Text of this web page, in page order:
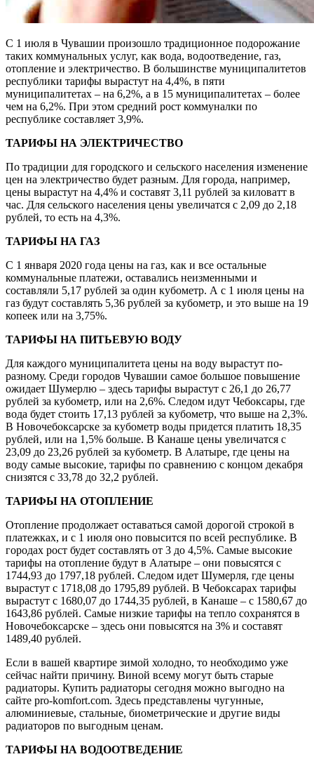
С 1 июля в Чувашии произошло традиционное подорожание
таких коммунальных услуг, как вода, водоотведение, газ,
отопление и электричество. В большинстве муниципалитетов
республики тарифы вырастут на 4,4%, в пяти
муниципалитетах – на 6,2%, а в 15 муниципалитетах – более
чем на 6,2%. При этом средний рост коммуналки по
республике составляет 3,9%.
ТАРИФЫ НА ЭЛЕКТРИЧЕСТВО
По традиции для городского и сельского населения изменение
цен на электричество будет разным. Для города, например,
цены вырастут на 4,4% и составят 3,11 рублей за киловатт в
час. Для сельского населения цены увеличатся с 2,09 до 2,18
рублей, то есть на 4,3%.
ТАРИФЫ НА ГАЗ
С 1 января 2020 года цены на газ, как и все остальные
коммунальные платежи, оставались неизменными и
составляли 5,17 рублей за один кубометр. А с 1 июля цены на
газ будут составлять 5,36 рублей за кубометр, и это выше на 19
копеек или на 3,75%.
ТАРИФЫ НА ПИТЬЕВУЮ ВОДУ
Для каждого муниципалитета цены на воду вырастут по-
разному. Среди городов Чувашии самое большое повышение
ожидает Шумерлю – здесь тарифы вырастут с 26,1 до 26,77
рублей за кубометр, или на 2,6%. Следом идут Чебоксары, где
вода будет стоить 17,13 рублей за кубометр, что выше на 2,3%.
В Новочебоксарске за кубометр воды придется платить 18,35
рублей, или на 1,5% больше. В Канаше цены увеличатся с
23,09 до 23,26 рублей за кубометр. В Алатыре, где цены на
воду самые высокие, тарифы по сравнению с концом декабря
снизятся с 33,78 до 32,2 рублей.
ТАРИФЫ НА ОТОПЛЕНИЕ
Отопление продолжает оставаться самой дорогой строкой в
платежках, и с 1 июля оно повысится по всей республике. В
городах рост будет составлять от 3 до 4,5%. Самые высокие
тарифы на отопление будут в Алатыре – они повысятся с
1744,93 до 1797,18 рублей. Следом идет Шумерля, где цены
вырастут с 1718,08 до 1795,89 рублей. В Чебоксарах тарифы
вырастут с 1680,07 до 1744,35 рублей, в Канаше – с 1580,67 до
1643,86 рублей. Самые низкие тарифы на тепло сохранятся в
Новочебоксарске – здесь они повысятся на 3% и составят
1489,40 рублей.
Если в вашей квартире зимой холодно, то необходимо уже
сейчас найти причину. Виной всему могут быть старые
радиаторы. Купить радиаторы сегодня можно выгодно на
сайте pro-komfort.com. Здесь представлены чугунные,
алюминиевые, стальные, биометрические и другие виды
радиаторов по выгодным ценам.
ТАРИФЫ НА ВОДООТВЕДЕНИЕ